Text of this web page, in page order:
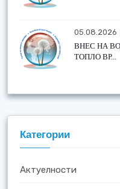
05.08.2026
ВНЕС НА
ТОПЛО ВР...
Категории
Актуелности